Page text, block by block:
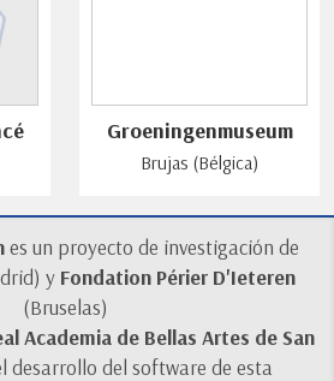
Groeningenmuseum
Brujas (Bélgica)
es un proyecto de investigación de
y Fondation Périer D'Ieteren
(Bruselas)
Academia de Bellas Artes de San
desarrollo del software de esta